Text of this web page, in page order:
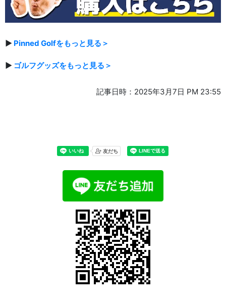
▶ Pinned Golfをもっと見る＞
▶ ゴルフグッズをもっと見る＞
記事日時：2025年3月7日 PM 23:55